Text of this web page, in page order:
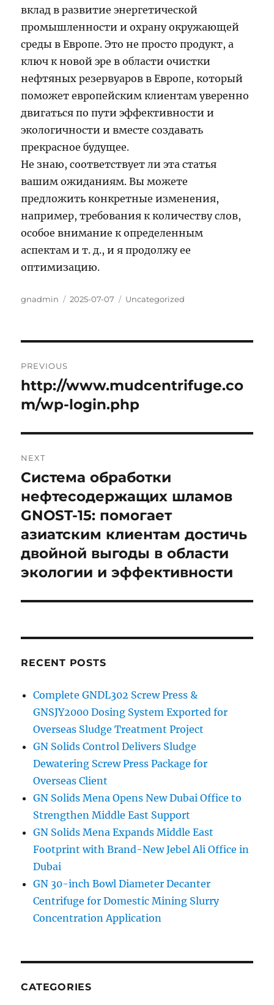
вклад в развитие энергетической
промышленности и охрану окружающей
среды в Европе. Это не просто продукт, а
ключ к новой эре в области очистки
нефтяных резервуаров в Европе, который
поможет европейским клиентам уверенно
двигаться по пути эффективности и
экологичности и вместе создавать
прекрасное будущее.
Не знаю, соответствует ли эта статья
вашим ожиданиям. Вы можете
предложить конкретные изменения,
например, требования к количеству слов,
особое внимание к определенным
аспектам и т. д., и я продолжу ее
оптимизацию.
Author
gnadmin
Posted
2025-07-07 Categories
Uncategorized
navigation
PREVIOUS
Previous
post:
http://www.mudcentrifuge.co
m/wp-login.php
NEXT
Next
post:
Система обработки
нефтесодержащих шламов
GNOST-15: помогает
азиатским клиентам достичь
двойной выгоды в области
экологии и эффективности
RECENT POSTS
Complete GNDL302 Screw Press &
GNSJY2000 Dosing System Exported for
Overseas Sludge Treatment Project
GN Solids Control Delivers Sludge
Dewatering Screw Press Package for
Overseas Client
GN Solids Mena Opens New Dubai Office to
Strengthen Middle East Support
GN Solids Mena Expands Middle East
Footprint with Brand-New Jebel Ali Office in
Dubai
GN 30-inch Bowl Diameter Decanter
Centrifuge for Domestic Mining Slurry
Concentration Application
CATEGORIES